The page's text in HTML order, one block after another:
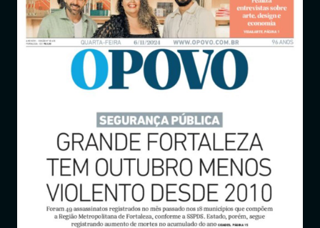
Revistas
Notícias
Entrar